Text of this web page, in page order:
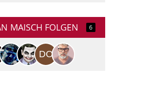
MAISCH FOLGEN 6